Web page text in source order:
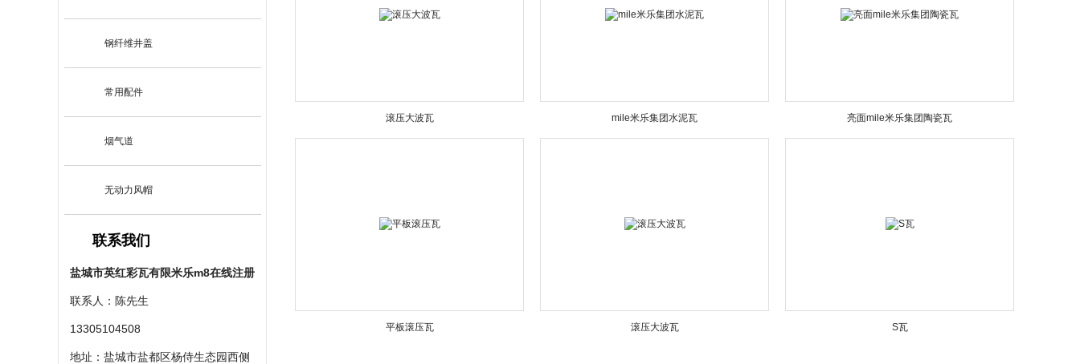
钢纤维井盖
常用配件
烟气道
无动力风帽
联系我们
盐城市英红彩瓦有限米乐m8在线注册
联系人：陈先生
13305104508
地址：盐城市盐都区杨侍生态园西侧
滚压大波瓦 mile米乐集团水泥瓦 亮面mile米乐集团陶瓷瓦
平板滚压瓦 滚压大波瓦 S瓦